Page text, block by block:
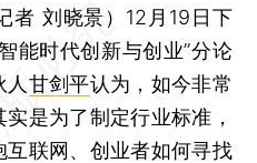
者 刘晓景） 12月19日下
能时代创新与创业”分论
甘剑平认为，如今非常
实是为了制定行业标准，
联网、创业者如何寻找